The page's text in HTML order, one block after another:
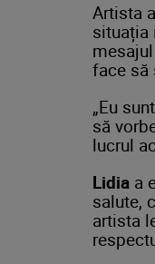
Artista
situația
face să
„Eu
să
lucrul
Lidia a
salute,
artista